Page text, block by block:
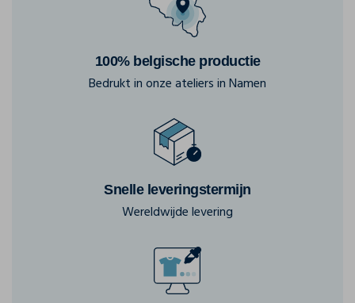
100% belgische productie
Bedrukt in onze ateliers in Namen
Snelle leveringstermijn
Wereldwijde levering